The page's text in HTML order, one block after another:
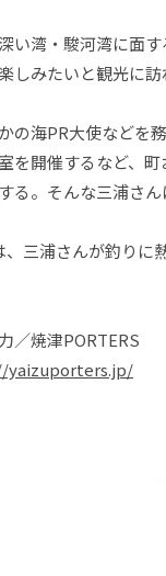
い湾・駿河湾に面
しみたいと観光に訪
の海PR大使などを
を開催するなど、
る。そんな三浦さ
、三浦さんが釣りに
／焼津PORTERS
yaizuporters.jp/